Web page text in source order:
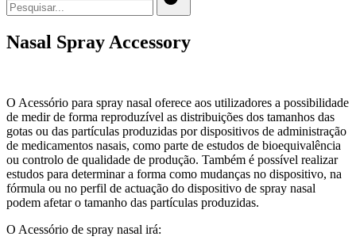
Nasal Spray Accessory
O Acessório para spray nasal oferece aos utilizadores a possibilidade
de medir de forma reproduzível as distribuições dos tamanhos das
gotas ou das partículas produzidas por dispositivos de administração
de medicamentos nasais, como parte de estudos de bioequivalência
ou controlo de qualidade de produção. Também é possível realizar
estudos para determinar a forma como mudanças no dispositivo, na
fórmula ou no perfil de actuação do dispositivo de spray nasal
podem afetar o tamanho das partículas produzidas.
O Acessório de spray nasal irá: